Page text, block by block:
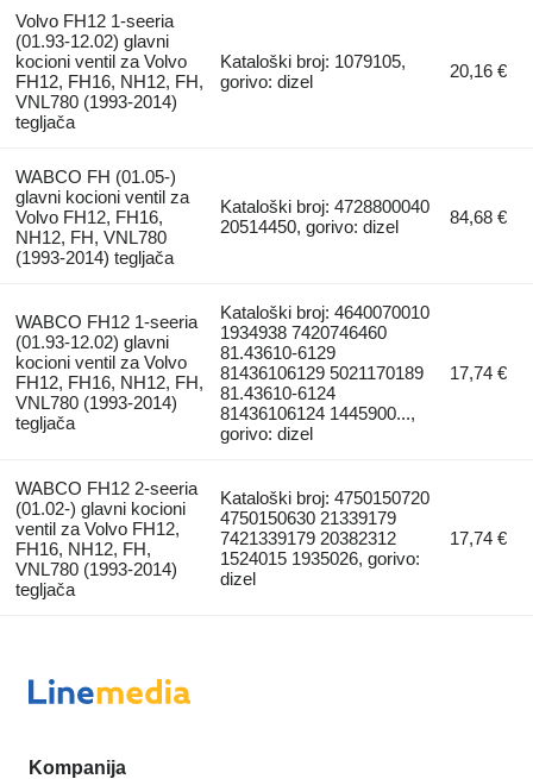
Volvo FH12 1-seeria
(01.93-12.02) glavni
kocioni ventil za Volvo
FH12, FH16, NH12, FH,
VNL780 (1993-2014)
tegljača
Kataloški broj: 1079105,
gorivo: dizel
20,16 €
WABCO FH (01.05-)
glavni kocioni ventil za
Volvo FH12, FH16,
NH12, FH, VNL780
(1993-2014) tegljača
Kataloški broj: 4728800040
20514450, gorivo: dizel
84,68 €
WABCO FH12 1-seeria
(01.93-12.02) glavni
kocioni ventil za Volvo
FH12, FH16, NH12, FH,
VNL780 (1993-2014)
tegljača
Kataloški broj: 4640070010
1934938 7420746460
81.43610-6129
81436106129 5021170189
81.43610-6124
81436106124 1445900...,
gorivo: dizel
17,74 €
WABCO FH12 2-seeria
(01.02-) glavni kocioni
ventil za Volvo FH12,
FH16, NH12, FH,
VNL780 (1993-2014)
tegljača
Kataloški broj: 4750150720
4750150630 21339179
7421339179 20382312
1524015 1935026, gorivo:
dizel
17,74 €
Kompanija